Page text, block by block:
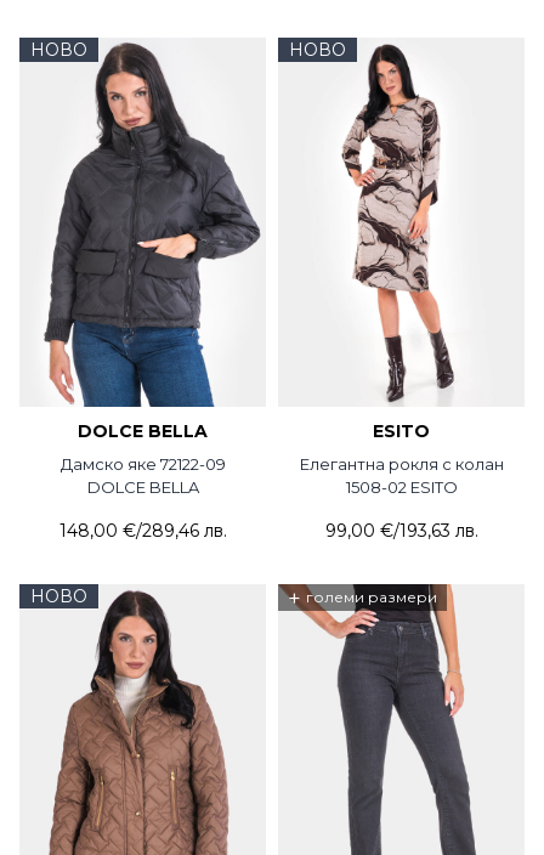
НОВО
DOLCE BELLA
Дамско яке 72122-09
DOLCE BELLA
148,00 €/289,46 лв.
НОВО
ESITO
Елегантна рокля с колан
1508-02 ESITO
99,00 €/193,63 лв.
НОВО + големи размери